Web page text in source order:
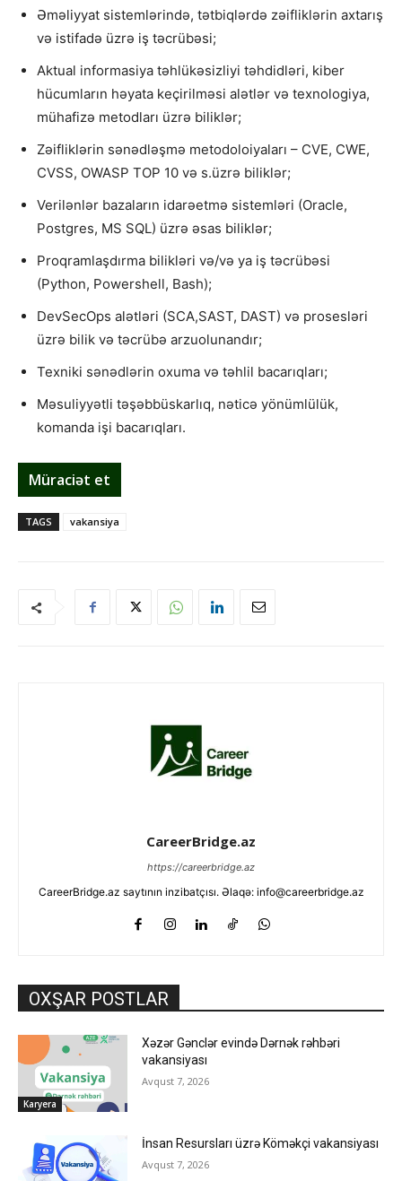
Əməliyyat sistemlərində, tətbiqlərdə zəifliklərin axtarış
və istifadə üzrə iş təcrübəsi;
Aktual informasiya təhlükəsizliyi təhdidləri, kiber
hücumların həyata keçirilməsi alətlər və texnologiya,
mühafizə metodları üzrə biliklər;
Zəifliklərin sənədləşmə metodoloiyaları – CVE, CWE,
CVSS, OWASP TOP 10 və s.üzrə biliklər;
Verilənlər bazaların idarəetmə sistemləri (Oracle,
Postgres, MS SQL) üzrə əsas biliklər;
Proqramlaşdırma bilikləri və/və ya iş təcrübəsi
(Python, Powershell, Bash);
DevSecOps alətləri (SCA,SAST, DAST) və prosesləri
üzrə bilik və təcrübə arzuolunandır;
Texniki sənədlərin oxuma və təhlil bacarıqları;
Məsuliyyətli təşəbbüskarlıq, nəticə yönümlülük,
komanda işi bacarıqları.
Müraciət et
TAGS vakansiya
CareerBridge.az
https://careerbridge.az
CareerBridge.az saytının inzibatçısı. Əlaqə: info@careerbridge.az
OXŞAR POSTLAR
Karyera
Xəzər Gənclər evində Dərnək rəhbəri
vakansiyası
Avqust 7, 2026
İnsan Resursları üzrə Köməkçi vakansiyası
Avqust 7, 2026